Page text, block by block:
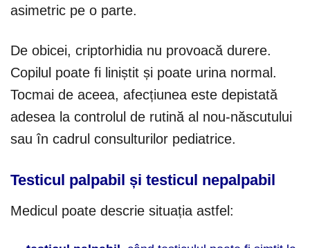
asimetric pe o parte.
De obicei, criptorhidia nu provoacă durere.
Copilul poate fi liniștit și poate urina normal.
Tocmai de aceea, afecțiunea este depistată
adesea la controlul de rutină al nou-născutului
sau în cadrul consulturilor pediatrice.
Testicul palpabil și testicul nepalpabil
Medicul poate descrie situația astfel: